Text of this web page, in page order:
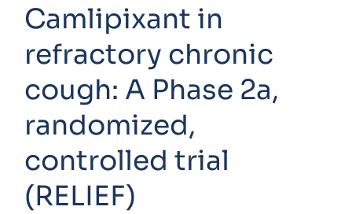
Camlipixant in
refractory chronic
cough: A Phase 2a,
randomized,
controlled trial
(RELIEF)